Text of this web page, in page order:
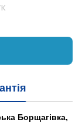
Борщагівка,